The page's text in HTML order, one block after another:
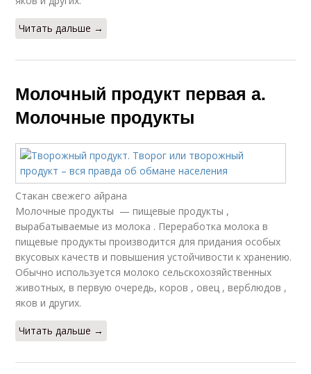
Читать дальше →
Молочный продукт первая а.
Молочные продукты
Стакан свежего айрана
Молочные продукты — пищевые продукты ,
вырабатываемые из молока . Переработка молока в
пищевые продукты производится для придания особых
вкусовых качеств и повышения устойчивости к хранению.
Обычно используется молоко сельскохозяйственных
животных, в первую очередь, коров , овец , верблюдов ,
яков и других.
Читать дальше →